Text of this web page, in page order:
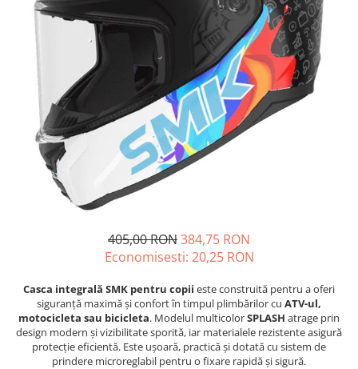
GOES MY 2026
MODEL ATV CAN-AM
Can-Am Outlander
Can-Am Renegade
CAN-AM MY 2026
Capacitate
200 - 400 cmc. (8)
400 - 600 cmc. (65)
600 - 800 cmc. (29)
800 - 1000 cmc. (81)
Casti
Ochelari
Tricouri
Pantaloni
Borseta
Geanta
Rucsac
Protectii
ECHIPAMENTE COPII
Manusi
Tricouri
Pantaloni
Set Complet
ACCESORII MOTO
ACCESORII IARNA ATV / SSV
ACCESORII ATV
ANVELOPE ATV
BULLBAR SSV
ACCESORII SSV
CUTII SSV
405,00 RON384,75 RON
Economisesti: 20,25 RON
Casca integrală SMK pentru copii este construită pentru a oferi
siguranță maximă și confort în timpul plimbărilor cu ATV-ul,
motocicleta sau bicicleta. Modelul multicolorSPLASH atrage prin
design modern și vizibilitate sporită, iar materialele rezistente asigură
protecție eficientă. Este ușoară, practică și dotată cu sistem de
prindere microreglabil pentru o fixare rapidă și sigură.